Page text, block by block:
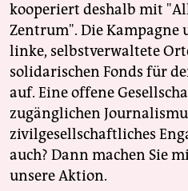
kooperiert deshalb mit
Zentrum". Die
linke, selbstverwaltete
solidarischen Fonds für
auf. Eine offene
zugänglichen
zivilgesellschaftliches
auch? Dann machen Sie
unsere Aktion.